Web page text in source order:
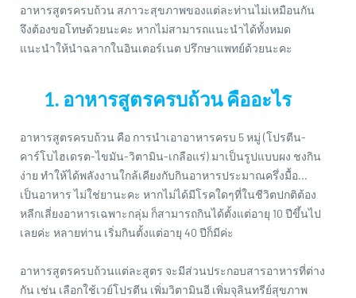
อาหารสูตรครบถ้วน สภาวะสุขภาพของแต่ละท่านไม่เหมือนกัน
จึงต้องขอโทษด้วยนะคะ หากไม่สามารถแนะนำได้ทั้งหมด
แนะนำให้นำฉลากในอินเตอร์เนต ปรึกษาแพทย์ด้วยนะคะ
1. อาหารสูตรครบถ้วน คืออะไร
อาหารสูตรครบถ้วน คือ การนำเอาอาหารครบ 5 หมู่ (โปรตีน-
คาร์โบไฮเดรต-ไขมัน-วิตามิน-เกลือแร่) มาเป็นรูปแบบผง ชงกิน
ง่าย ทำให้ได้พลังงานใกล้เคียงกับกินอาหารประมาณครึ่งมื้อ...
เป็นอาหาร ไม่ใช่ยานะคะ หากไม่ได้มีโรคใดๆที่ในชีวิตปกติต้อง
หลีกเลี่ยงอาหารเฉพาะกลุ่ม ก็สามารถกินได้ตั้งแต่อายุ 10 ปีขึ้นไป
เลยค่ะ หลายท่าน เริ่มกินตั้งแต่อายุ 40 ปีก็มีค่ะ
อาหารสูตรครบถ้วนแต่ละสูตร จะมีส่วนประกอบสารอาหารที่ต่าง
กัน เช่น เลือกใช้เวย์โปรตีน เพิ่มวิตามินอี เพิ่มจุลินทรีย์สุขภาพ